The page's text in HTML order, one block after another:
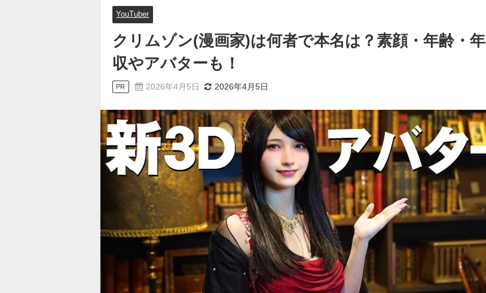
YouTuber
クリムゾン(漫画家)は何者で本名は？素顔・年齢・年
収やアバターも！
PR 2026年4月5日 2026年4月5日